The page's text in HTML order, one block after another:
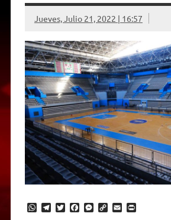
Jueves, Julio 21, 2022 | 16:57
W T
T
F
M C
E
P